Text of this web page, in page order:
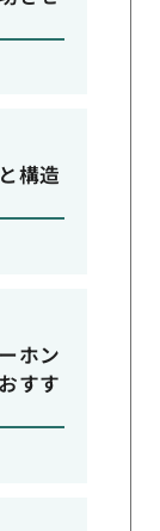
構造
ホン
すす